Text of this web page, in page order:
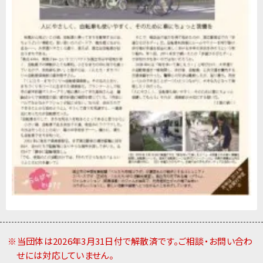
※当団体は2026年3月31日付で解散済です。ご相談・お問い合わ
せには対応していません。